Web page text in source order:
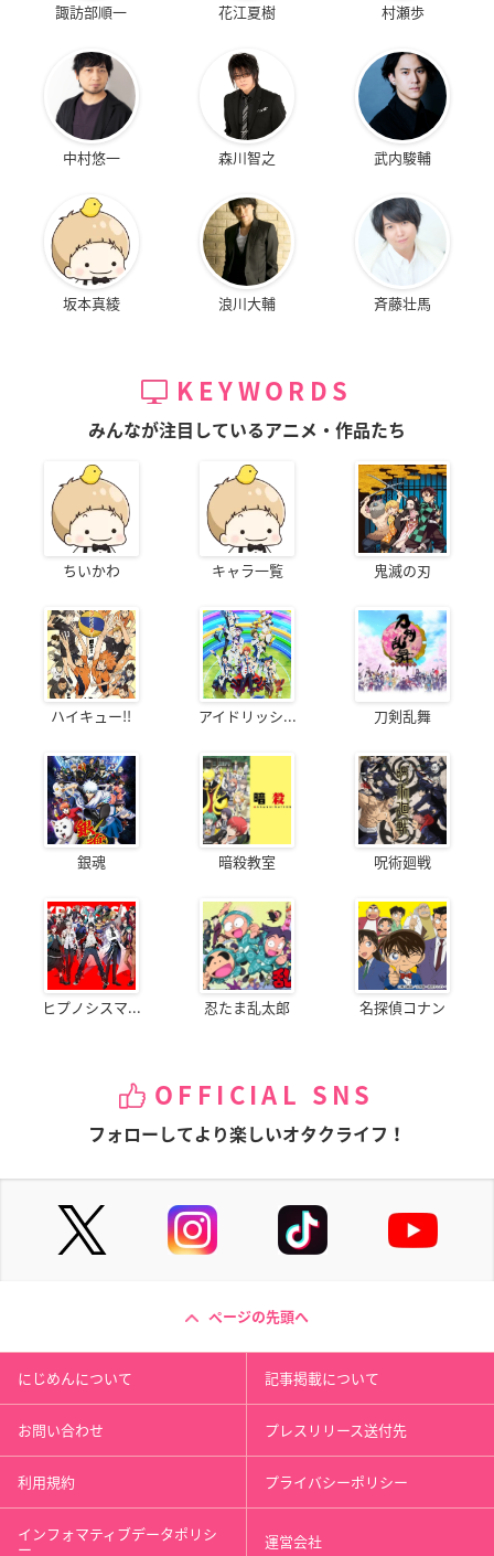
諏訪部順一 花江夏樹 村瀬歩
中村悠一 森川智之 武内駿輔
坂本真綾 浪川大輔 斉藤壮馬
KEYWORDS
みんなが注目しているアニメ・作品たち
ちいかわ キャラ一覧 鬼滅の刃
ハイキュー!! アイドリッシ... 刀剣乱舞
銀魂 暗殺教室 呪術廻戦
ヒプノシスマ... 忍たま乱太郎 名探偵コナン
OFFICIAL SNS
フォローしてより楽しいオタクライフ！
ページの先頭へ
にじめんについて 記事掲載について
お問い合わせ プレスリリース送付先
利用規約 プライバシーポリシー
インフォマティブデータポリシ
ー 運営会社